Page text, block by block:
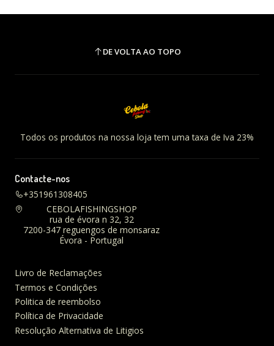
DE VOLTA AO TOPO
Todos os produtos na nossa loja tem uma taxa de Iva 23%
Contacte-nos
+351961308405
CEBOLAFISHINGSHOP
rua de évora n 32, 32
7200-347 reguengos de monsaraz
Évora - Portugal
Livro de Reclamações
Termos e Condições
Politica de reembolso
Política de Privacidade
Resolução Alternativa de Litigios